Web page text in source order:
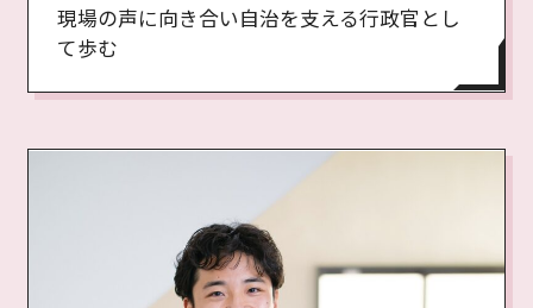
現場の声に向き合い自治を支える行政官とし
て歩む